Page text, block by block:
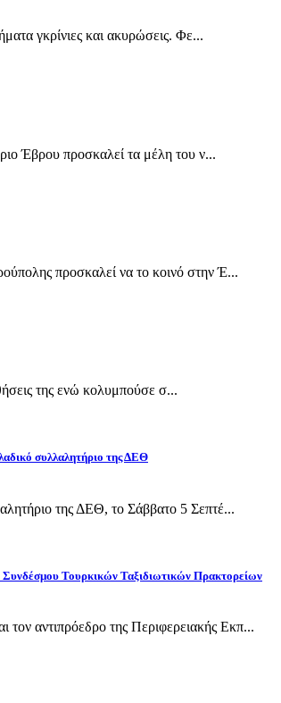
γκρίνιες και ακυρώσεις. Φε...
Έβρου προσκαλεί τα μέλη του ν...
προσκαλεί να το κοινό στην Έ...
της ενώ κολυμπούσε σ...
συλλαλητήριο της ΔΕΘ
της ΔΕΘ, το Σάββατο 5 Σεπτέ...
Συνδέσμου Τουρκικών Ταξιδιωτικών Πρακτορείων
αντιπρόεδρο της Περιφερειακής Εκπ...